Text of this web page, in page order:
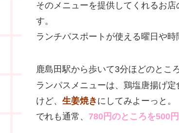
そのメニューを提供してくれるお
す。
ランチパスポートが使える曜日や
鹿島田駅から歩いて3分ほどのとこ
ランパスメニューは、鶏塩唐揚げ
けど、 生姜焼き にしてみよーっと。
でれも通常、 780円のところを500円